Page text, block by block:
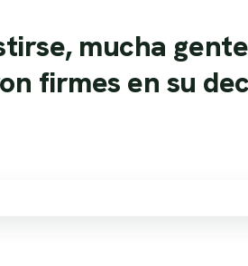
mucha
firmes en su